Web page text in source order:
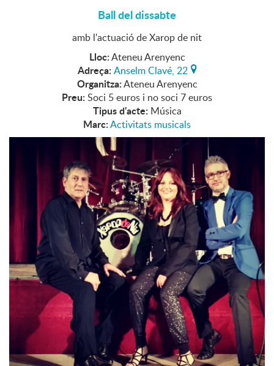
Ball del dissabte
amb l'actuació de Xarop de nit
Lloc:Ateneu Arenyenc
Adreça: Anselm Clavé, 22
Organitza:Ateneu Arenyenc
Preu: Soci 5 euros i no soci 7 euros
Tipus d'acte: Música
Marc:Activitats musicals